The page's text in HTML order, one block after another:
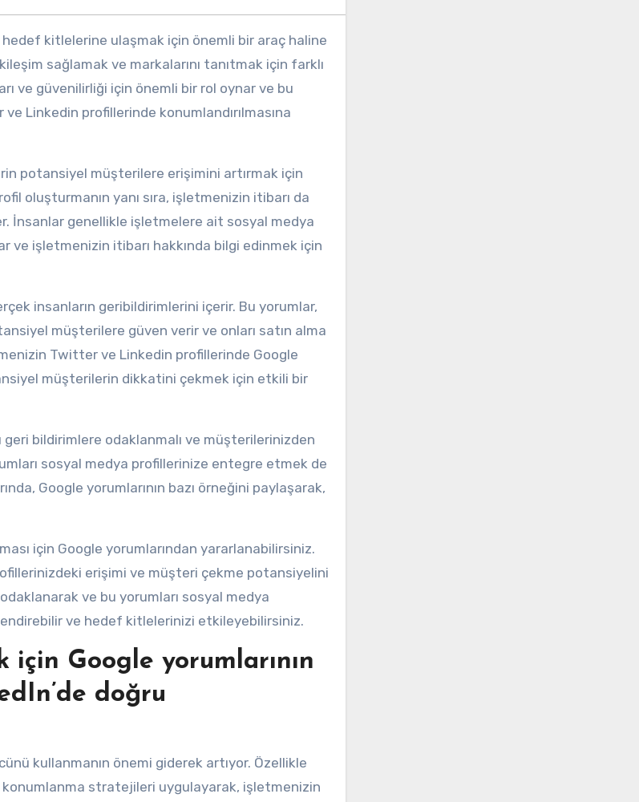
kitlelerine ulaşmak için önemli bir araç haline
sağlamak ve markalarını tanıtmak için farklı
ve güvenilirliği için önemli bir rol oynar ve bu
Linkedin profillerinde konumlandırılmasına
potansiyel müşterilere erişimini artırmak için
oluşturmanın yanı sıra, işletmenizin itibarı da
İnsanlar genellikle işletmelere ait sosyal medya
ve işletmenizin itibarı hakkında bilgi edinmek için
insanların geribildirimlerini içerir. Bu yorumlar,
müşterilere güven verir ve onları satın alma
Twitter ve Linkedin profillerinde Google
müşterilerin dikkatini çekmek için etkili bir
bildirimlere odaklanmalı ve müşterilerinizden
sosyal medya profillerinize entegre etmek de
Google yorumlarının bazı örneğini paylaşarak,
için Google yorumlarından yararlanabilirsiniz.
erişimi ve müşteri çekme potansiyelini
ve bu yorumları sosyal medya
ve hedef kitlelerinizi etkileyebilirsiniz.
için Google yorumlarının
doğru
kullanmanın önemi giderek artıyor. Özellikle
stratejileri uygulayarak, işletmenizin